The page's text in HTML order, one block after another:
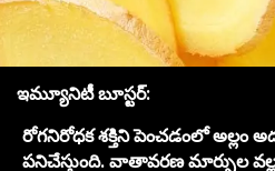
ఇమ్యూనిటీ బూస్టర్:
రోగనిరోధక శక్తిని పెంచడంలో అల్లం
పనిచేస్తుంది. వాతావరణ మార్పుల వల్ల